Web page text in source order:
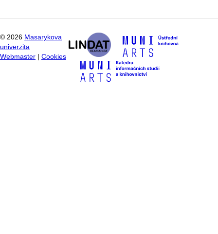
© 2026 Masarykova
univerzita
Webmaster
Cookies